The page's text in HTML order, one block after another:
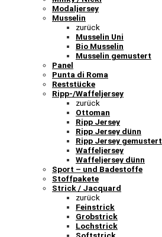
Modaljersey
Musselin
zurück
Musselin Uni
Bio Musselin
Musselin gemustert
Panel
Punta di Roma
Reststücke
Ripp-/Waffeljersey
zurück
Ottoman
Ripp Jersey
Ripp Jersey dünn
Ripp Jersey gemustert
Waffeljersey
Waffeljersey dünn
Sport – und Badestoffe
Stoffpakete
Strick / Jacquard
zurück
Feinstrick
Grobstrick
Lochstrick
Softstrick